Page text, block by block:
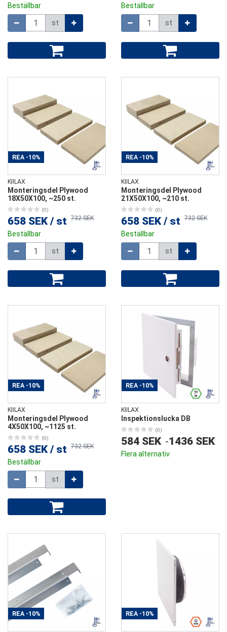
Beställbar
st
Beställbar
st
REA -10%
KIILAX
Monteringsdel Plywood
18X50X100, ~250 st.
(0)
658 SEK / st 732 SEK
Beställbar
st
REA -10%
KIILAX
Monteringsdel Plywood
21X50X100, ~210 st.
(0)
658 SEK / st 732 SEK
Beställbar
st
REA -10%
KIILAX
Monteringsdel Plywood
4X50X100, ~1125 st.
(0)
658 SEK / st 732 SEK
Beställbar
st
REA -10%
KIILAX
Inspektionslucka DB
(0)
584 SEK -1436 SEK
Flera alternativ
REA -10% REA -10%